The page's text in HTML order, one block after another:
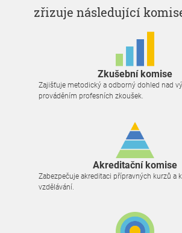
zřizuje následující
Zkušební komise
Zajišťuje metodický a odborný dohled nad
prováděním profesních zkoušek.
Akreditační komise
Zabezpečuje akreditaci přípravných kurzů a
vzdělávání.